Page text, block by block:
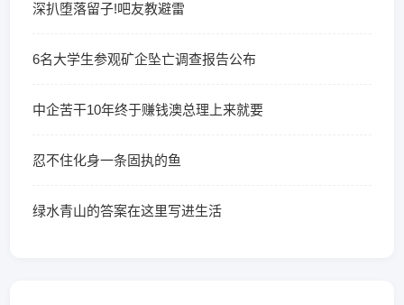
深扒堕落留子!吧友教避雷
6名大学生参观矿企坠亡调查报告公布
中企苦干10年终于赚钱澳总理上来就要
忍不住化身一条固执的鱼
绿水青山的答案在这里写进生活